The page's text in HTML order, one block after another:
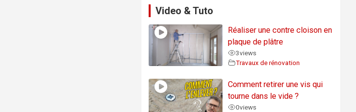
Video & Tuto
Réaliser une contre cloison en
plaque de plâtre
3views
Travaux de rénovation
Comment retirer une vis qui
tourne dans le vide ?
0views